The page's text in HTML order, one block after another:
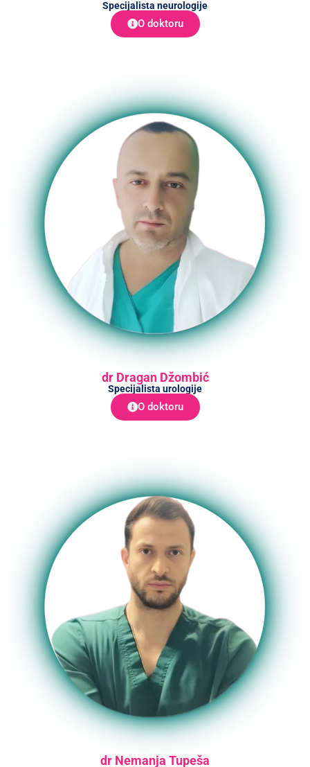
Specijalista neurologije
O doktoru
dr Dragan Džombić
Specijalista urologije
O doktoru
dr Nemanja Tupeša